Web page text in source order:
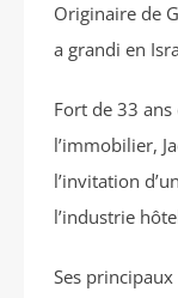
Originaire de
a grandi en
Fort de 33 ans
l’immobilier,
l’invitation
l’industrie
Ses